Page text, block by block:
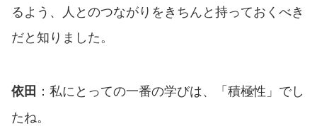
るよう、人とのつながりをきちんと持っておくべき
だと知りました。
依田 ：私にとっての一番の学びは、「積極性」でし
たね。